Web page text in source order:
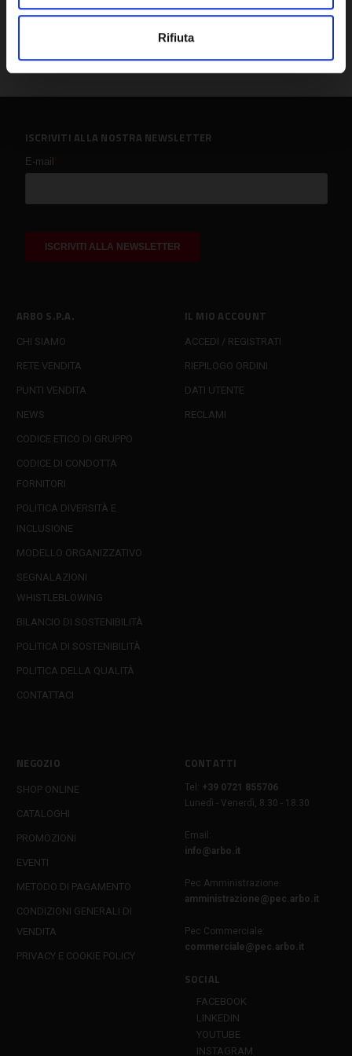
Rifiuta
ARBO S.P.A.
CHI SIAMO
RETE VENDITA
PUNTI VENDITA
NEWS
CODICE ETICO DI GRUPPO
CODICE DI CONDOTTA
FORNITORI
POLITICA DIVERSITÀ E
INCLUSIONE
MODELLO ORGANIZZATIVO
SEGNALAZIONI
WHISTLEBLOWING
BILANCIO DI SOSTENIBILITÀ
POLITICA DI SOSTENIBILITÀ
POLITICA DELLA QUALITÀ
CONTATTACI
IL MIO ACCOUNT
ACCEDI / REGISTRATI
RIEPILOGO ORDINI
DATI UTENTE
RECLAMI
NEGOZIO
SHOP ONLINE
CATALOGHI
PROMOZIONI
EVENTI
METODO DI PAGAMENTO
CONDIZIONI GENERALI DI
VENDITA
PRIVACY E COOKIE POLICY
CONTATTI
Tel:
+39 0721 855706
Lunedì - Venerdì, 8:30 - 18:30
Email:
info@arbo.it
Pec Amministrazione:
amministrazione@pec.arbo.it
Pec Commerciale:
commerciale@pec.arbo.it
SOCIAL
FACEBOOK
LINKEDIN
YOUTUBE
INSTAGRAM
ISCRIVITI ALLA NOSTRA NEWSLETTER